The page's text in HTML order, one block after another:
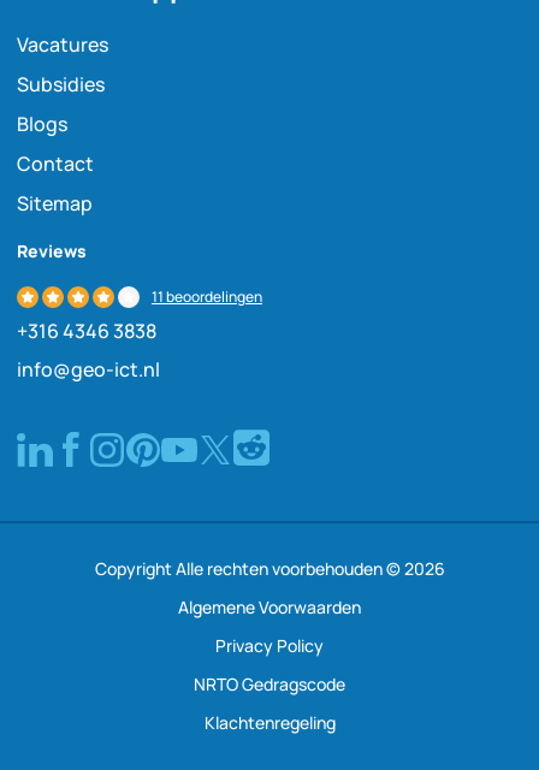
Vacatures
Subsidies
Blogs
Contact
Sitemap
Reviews
11 beoordelingen
+316 4346 3838
info@geo-ict.nl
Copyright Alle rechten voorbehouden © 2026
Algemene Voorwaarden
Privacy Policy
NRTO Gedragscode
Klachtenregeling